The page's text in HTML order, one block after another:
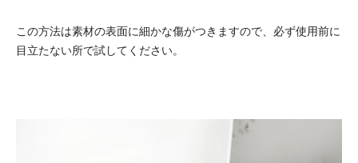
この方法は素材の表面に細かな傷がつきますので、必ず使用前に
目立たない所で試してください。